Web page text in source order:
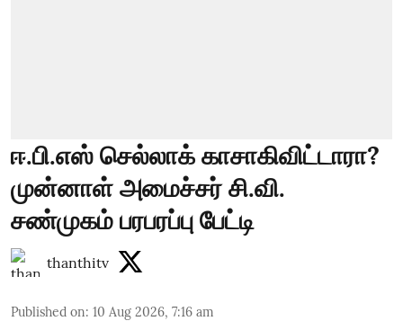
ஈ.பி.எஸ் செல்லாக் காசாகிவிட்டாரா?
முன்னாள் அமைச்சர் சி.வி.
சண்முகம் பரபரப்பு பேட்டி
thanthitv
Published on: 10 Aug 2026, 7:16 am